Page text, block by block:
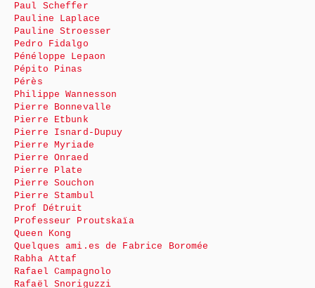
Paul Scheffer
Pauline Laplace
Pauline Stroesser
Pedro Fidalgo
Pénéloppe Lepaon
Pépito Pinas
Pérès
Philippe Wannesson
Pierre Bonnevalle
Pierre Etbunk
Pierre Isnard-Dupuy
Pierre Myriade
Pierre Onraed
Pierre Plate
Pierre Souchon
Pierre Stambul
Prof Détruit
Professeur Proutskaïa
Queen Kong
Quelques ami.es de Fabrice Boromée
Rabha Attaf
Rafael Campagnolo
Rafaël Snoriguzzi